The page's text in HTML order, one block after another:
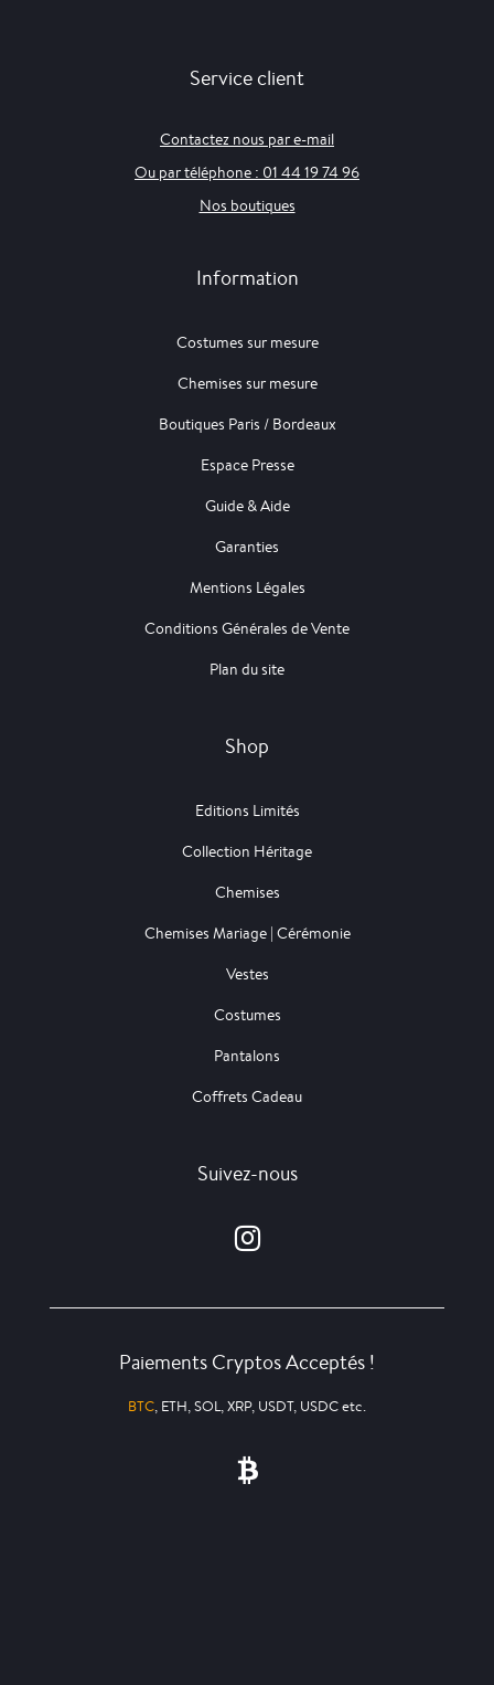
Service client
Contactez nous par e-mail
Ou par téléphone : 01 44 19 74 96
Nos boutiques
Information
Costumes sur mesure
Chemises sur mesure
Boutiques Paris / Bordeaux
Espace Presse
Guide & Aide
Garanties
Mentions Légales
Conditions Générales de Vente
Plan du site
Shop
Editions Limités
Collection Héritage
Chemises
Chemises Mariage | Cérémonie
Vestes
Costumes
Pantalons
Coffrets Cadeau
Suivez-nous
Paiements Cryptos Acceptés !
BTC, ETH, SOL, XRP, USDT, USDC etc.